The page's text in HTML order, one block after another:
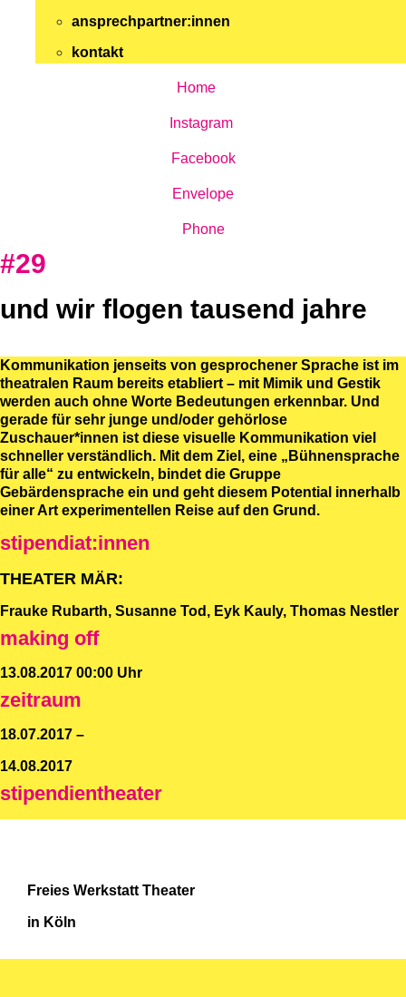
ansprechpartner:innen
kontakt
Home
Instagram
Facebook
Envelope
Phone
#29
und wir flogen tausend jahre
Kommunikation jenseits von gesprochener Sprache ist im
theatralen Raum bereits etabliert – mit Mimik und Gestik
werden auch ohne Worte Bedeutungen erkennbar. Und
gerade für sehr junge und/oder gehörlose
Zuschauer*innen ist diese visuelle Kommunikation viel
schneller verständlich. Mit dem Ziel, eine „Bühnensprache
für alle“ zu entwickeln, bindet die Gruppe
Gebärdensprache ein und geht diesem Potential innerhalb
einer Art experimentellen Reise auf den Grund.
stipendiat:innen
THEATER MÄR:
Frauke Rubarth, Susanne Tod, Eyk Kauly, Thomas Nestler
making off
13.08.2017 00:00 Uhr
zeitraum
18.07.2017 –
14.08.2017
stipendientheater
Freies Werkstatt Theater
in Köln